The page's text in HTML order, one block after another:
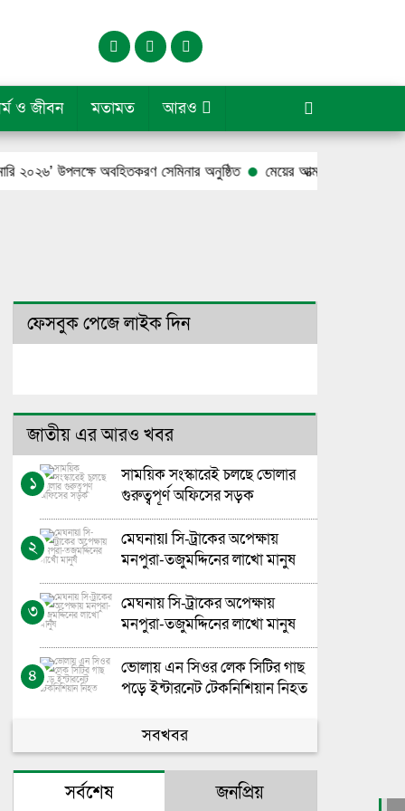
ও জীবন মতামত আরও
উপলক্ষে অবহিতকরণ সেমিনার অনুষ্ঠিত মেয়ের আত্মহত্যার পর পুলিশ বাবার
ফেসবুক পেজে লাইক দিন
জাতীয় এর আরও খবর
১
সাময়িক সংস্কারেই চলছে ভোলার
গুরুত্বপূর্ণ অফিসের সড়ক
২
মেঘনায়l সি-ট্রাকের অপেক্ষায়
মনপুরা-তজুমদ্দিনের লাখো মানুষ
৩
মেঘনায় সি-ট্রাকের অপেক্ষায়
মনপুরা-তজুমদ্দিনের লাখো মানুষ
৪
ভোলায় এন সিওর লেক সিটির গাছ
পড়ে ইন্টারনেট টেকনিশিয়ান নিহত
ভোলা সরকারি মহিলা কলেজের
এইচএসসি বাংলা পরীক্ষা নিয়ে
বিভ্রান্তির অবসান
গণতন্ত্রের পথচলায় নীরব যোদ্ধাদের
সবখবর
সর্বশেষ জনপ্রিয়